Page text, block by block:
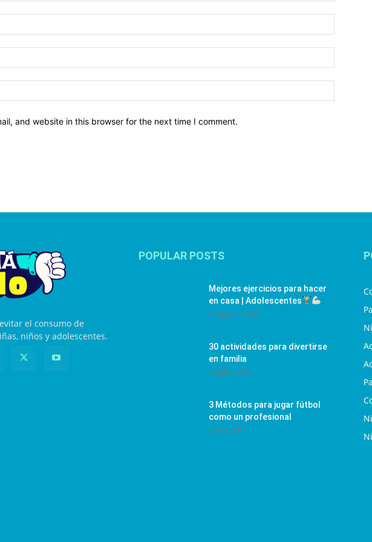
and website in this browser for the next time I comment.
el consumo de
niños y adolescentes.
POPULAR POSTS
Mejores ejercicios para hacer
en casa | Adolescentes
12 agosto, 2024
30 actividades para divertirse
en familia
25 julio, 2019
3 Métodos para jugar fútbol
como un profesional
4 julio, 2019